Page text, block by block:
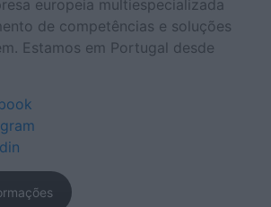
europeia multiespecializada
de competências e soluções
Estamos em Portugal desde